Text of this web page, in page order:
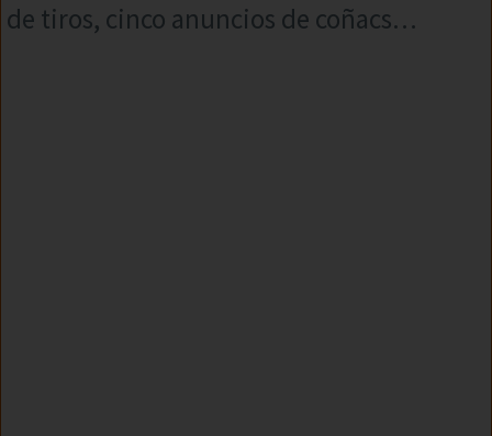
de tiros, cinco anuncios de coñacs…